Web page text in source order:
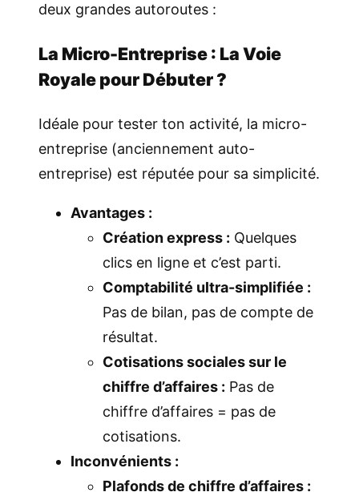
deux grandes autoroutes :
La Micro-Entreprise : La Voie
Royale pour Débuter ?
Idéale pour tester ton activité, la micro-
entreprise (anciennement auto-
entreprise) est réputée pour sa simplicité.
Avantages :
Création express : Quelques
clics en ligne et c’est parti.
Comptabilité ultra-simplifiée :
Pas de bilan, pas de compte de
résultat.
Cotisations sociales sur le
chiffre d’affaires : Pas de
chiffre d’affaires = pas de
cotisations.
Inconvénients :
Plafonds de chiffre d’affaires :